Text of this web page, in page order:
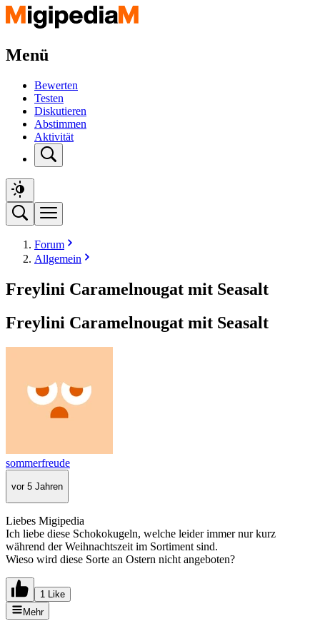
Menü
Bewerten
Testen
Diskutieren
Abstimmen
Aktivität
Forum
Allgemein
Freylini Caramelnougat mit Seasalt
Freylini Caramelnougat mit Seasalt
sommerfreude
vor 5 Jahren
Liebes Migipedia
Ich liebe diese Schokokugeln, welche leider immer nur kurz
während der Weihnachtszeit im Sortiment sind.
Wieso wird diese Sorte an Ostern nicht angeboten?
1 Like
Mehr